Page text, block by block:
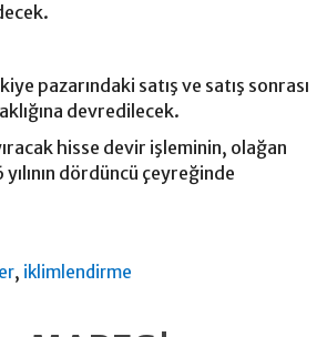
pazarındaki satış ve satış sonrası
devredilecek.
hisse devir işleminin, olağan
dördüncü çeyreğinde
, iklimlendirme